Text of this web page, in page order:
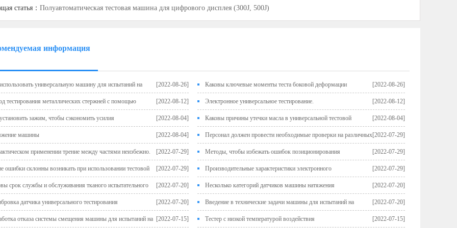
статья： Полуавтоматическая тестовая машина для цифрового дисплея (300J, 500J)
информация
[2022-08-26]
универсальную машину для испытаний на [2022-08-26]
Каковы ключевые моменты теста боковой деформации
электронных универсальных тестирующих машин?
[2022-08-12]
тестирования металлических стержней с помощью
машины
[2022-08-12]
Электронное универсальное тестирование.
[2022-08-04]
зажим, чтобы сэкономить усилия [2022-08-04]
Каковы причины утечки масла в универсальной тестовой
машине?
[2022-08-04]
машины [2022-07-29]
Персонал должен провести необходимые проверки на различных
структурах и частях машины для тестирования на усталость
[2022-07-29]
применении трение между частями неизбежно. [2022-07-29]
Методы, чтобы избежать ошибок позиционирования
электронных универсальных тестовых машин
[2022-07-29]
ошибки склонны возникать при использовании тестовой [2022-07-29]
Производительные характеристики электронного
универсального тестирования и подготовки перед эксплуатацией
[2022-07-20]
срок службы и обслуживания тканого испытательного [2022-07-20]
Несколько категорий датчиков машины натяжения
[2022-07-20]
датчика универсального тестирования [2022-07-20]
Введение в технические задачи машины для испытаний на
растяжение материала
[2022-07-15]
отказа системы смещения машины для испытаний на [2022-07-15]
Тестер с низкой температурой воздействия